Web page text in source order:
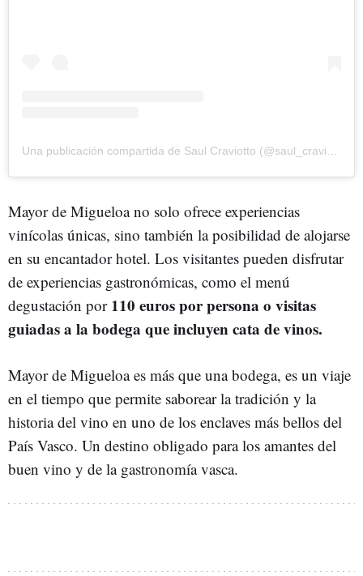
Mayor de Migueloa no solo ofrece experiencias
vinícolas únicas, sino también la posibilidad de alojarse
en su encantador hotel. Los visitantes pueden disfrutar
de experiencias gastronómicas, como el menú
degustación por 110 euros por persona o visitas
guiadas a la bodega que incluyen cata de vinos.
Mayor de Migueloa es más que una bodega, es un viaje
en el tiempo que permite saborear la tradición y la
historia del vino en uno de los enclaves más bellos del
País Vasco. Un destino obligado para los amantes del
buen vino y de la gastronomía vasca.